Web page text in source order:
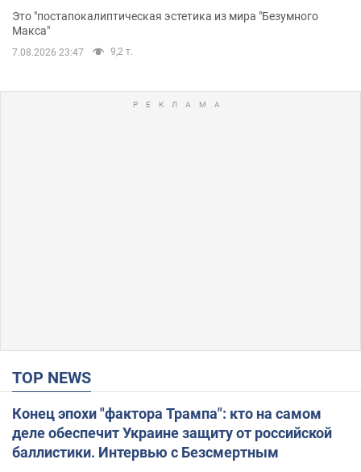
Это "постапокалиптическая эстетика из мира "Безумного
Макса"
7.08.2026 23:47 9,2 т.
TOP NEWS
Конец эпохи "фактора Трампа": кто на самом
деле обеспечит Украине защиту от российской
баллистики. Интервью с Безсмертным